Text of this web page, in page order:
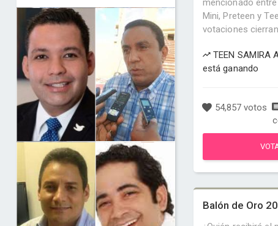
mencionado
Mini, Preteen y
votaciones
TEEN SAMIRA
está ganando
54,857 votos
Balón de Oro